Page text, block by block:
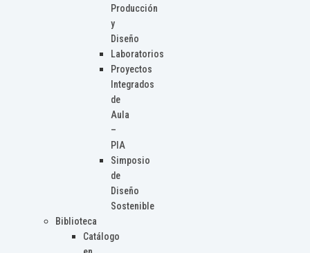
Producción
y
Diseño
Laboratorios
Proyectos
Integrados
de
Aula
–
PIA
Simposio
de
Diseño
Sostenible
Biblioteca
Catálogo